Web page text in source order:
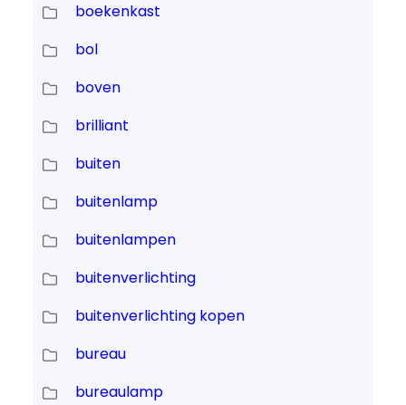
boekenkast
bol
boven
brilliant
buiten
buitenlamp
buitenlampen
buitenverlichting
buitenverlichting kopen
bureau
bureaulamp